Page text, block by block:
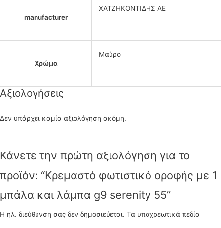
manufacturer
ΧΑΤΖΗΚΟΝΤΙΔΗΣ ΑΕ
Χρώμα
Μαύρο
Αξιολογήσεις
Δεν υπάρχει καμία αξιολόγηση ακόμη.
Κάνετε την πρώτη αξιολόγηση για το
προϊόν: “Κρεμαστό φωτιστικό οροφής με 1
μπάλα και λάμπα g9 serenity 55”
Η ηλ. διεύθυνση σας δεν δημοσιεύεται. Τα υποχρεωτικά πεδία